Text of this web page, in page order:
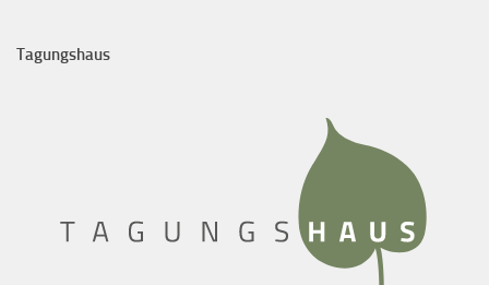
Tagungshaus